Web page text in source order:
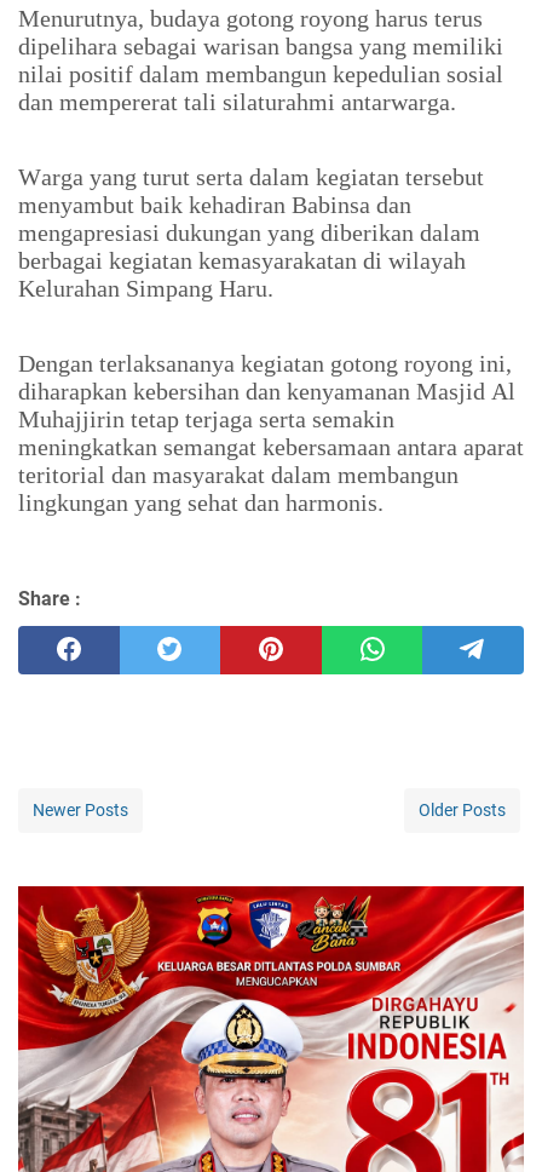
Menurutnya, budaya gotong royong harus terus
dipelihara sebagai warisan bangsa yang memiliki
nilai positif dalam membangun kepedulian sosial
dan mempererat tali silaturahmi antarwarga.
Warga yang turut serta dalam kegiatan tersebut
menyambut baik kehadiran Babinsa dan
mengapresiasi dukungan yang diberikan dalam
berbagai kegiatan kemasyarakatan di wilayah
Kelurahan Simpang Haru.
Dengan terlaksananya kegiatan gotong royong ini,
diharapkan kebersihan dan kenyamanan Masjid Al
Muhajjirin tetap terjaga serta semakin
meningkatkan semangat kebersamaan antara aparat
teritorial dan masyarakat dalam membangun
lingkungan yang sehat dan harmonis.
Share :
Newer Posts Older Posts